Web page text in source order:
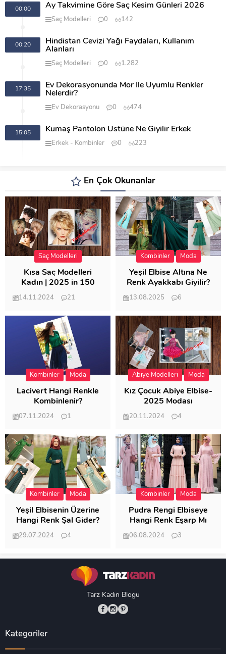
00:00 Ay Takvimine Göre Saç Kesim Günleri 2026
Saç Modelleri 0 142
00:20
Hindistan Cevizi Yağı Faydaları, Kullanım
Alanları
Saç Modelleri 0 1.282
17:35
Ev Dekorasyonunda Mor İle Uyumlu Renkler
Nelerdir?
Ev Dekorasyonu 0 474
15:05 Kumaş Pantolon Üstüne Ne Giyilir Erkek
Erkek Kombinler 0 223
En Çok Okunanlar
Saç Modelleri
Kısa Saç Modelleri
Kadın | 2025 in 150
Modeli
14.11.2024
21
Kombinler Moda
Yeşil Elbise Altına Ne
Renk Ayakkabı Giyilir?
13.08.2025
6
Kombinler Moda
Lacivert Hangi Renkle
Kombinlenir?
07.11.2024
1
Abiye Modelleri Moda
Kız Çocuk Abiye Elbise-
2025 Modası
20.11.2024
4
Kombinler Moda
Yeşil Elbisenin Üzerine
Hangi Renk Şal Gider?
29.07.2024
4
Kombinler Moda
Pudra Rengi Elbiseye
Hangi Renk Eşarp Mı
Dedi Birisi
06.08.2024
3
Tarz Kadın Blogu
Kategoriler